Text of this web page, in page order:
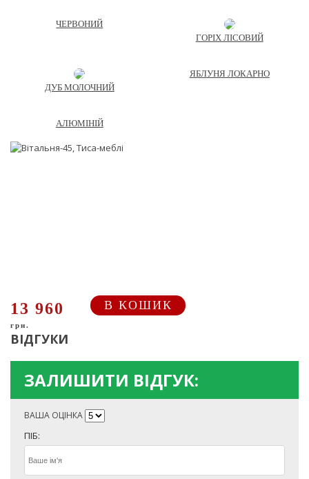
ЧЕРВОНИЙ
ГОРІХ ЛІСОВИЙ
ДУБ МОЛОЧНИЙ
ЯБЛУНЯ ЛОКАРНО
АЛЮМІНІЙ
13 960
грн.
В КОШИК
ВІДГУКИ
ЗАЛИШИТИ ВІДГУК:
ВАША ОЦІНКА
ПІБ: